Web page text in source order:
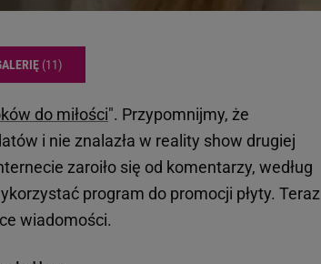
(11)
do miłości". Przypomnijmy, że
i nie znalazła w reality show drugiej
zaroiło się od komentarzy, według
program do promocji płyty. Teraz
wiadomości.